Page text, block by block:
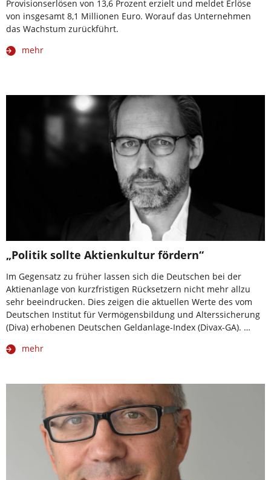
Provisionserlösen von 13,6 Prozent erzielt und meldet Erlöse
von insgesamt 8,1 Millionen Euro. Worauf das Unternehmen
das Wachstum zurückführt.
mehr
„Politik sollte Aktienkultur fördern“
Im Gegensatz zu früher lassen sich die Deutschen bei der
Aktienanlage von kurzfristigen Rücksetzern nicht mehr allzu
sehr beeindrucken. Dies zeigen die aktuellen Werte des vom
Deutschen Institut für Vermögensbildung und Alterssicherung
(Diva) erhobenen Deutschen Geldanlage-Index (Divax-GA). …
mehr